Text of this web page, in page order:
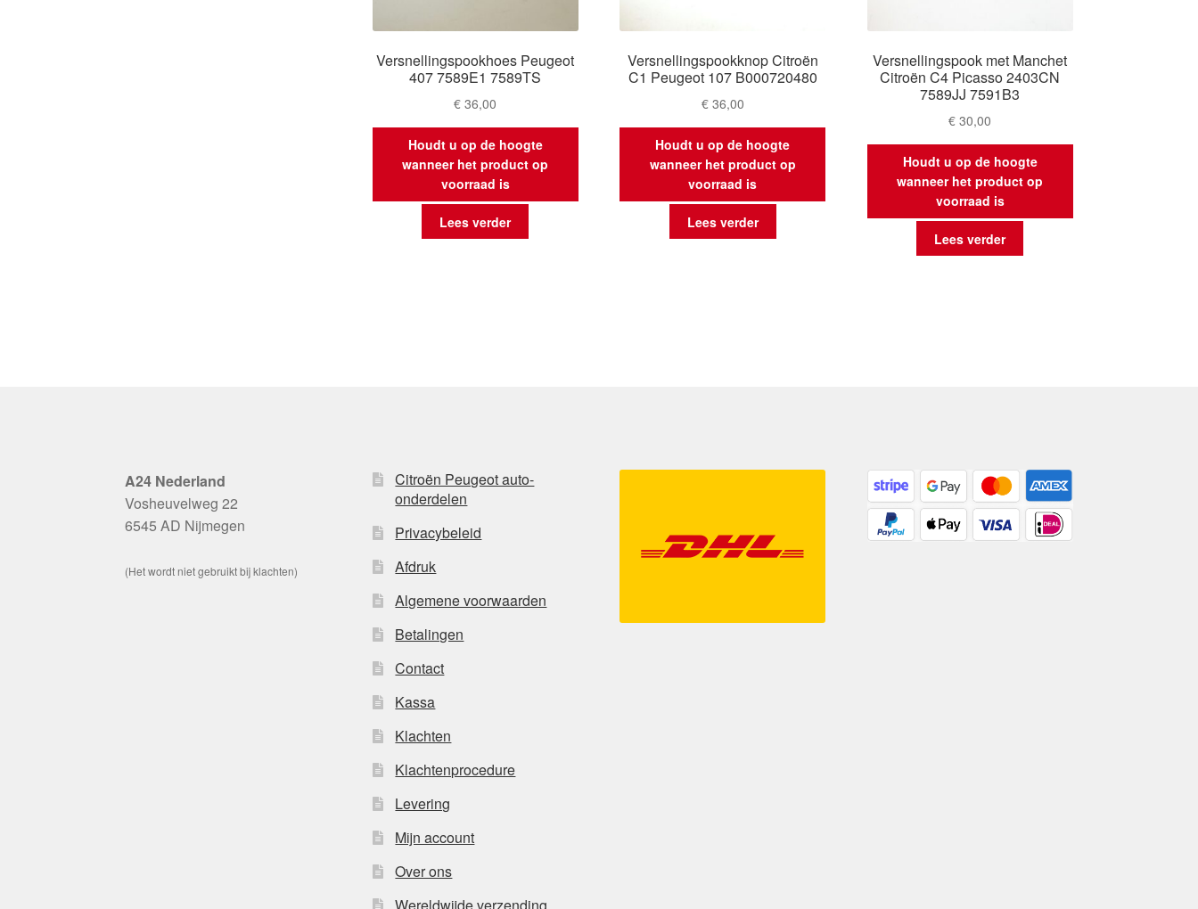
Versnellingspookhoes Peugeot
407 7589E1 7589TS
€ 36,00
Houdt u op de hoogte
wanneer het product op
voorraad is
Lees verder
Versnellingspookknop Citroën
C1 Peugeot 107 B000720480
€36,00
Houdt u op de hoogte
wanneer het product op
voorraad is
Lees verder
Versnellingspook met Manchet
Citroën C4 Picasso 2403CN
7589JJ 7591B3
€ 30,00
Houdt u op de hoogte
wanneer het product op
voorraad is
Lees verder
A24 Nederland
Vosheuvelweg 22
6545 AD Nijmegen
(Het wordt niet gebruikt bij klachten)
Citroën Peugeot auto-
onderdelen
Privacybeleid
Afdruk
Algemene voorwaarden
Betalingen
Contact
Kassa
Klachten
Klachtenprocedure
Levering
Mijn account
Over ons